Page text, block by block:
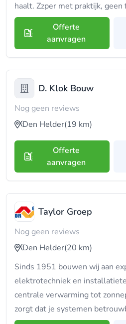
haalt. Zzper met praktijk, geen
Offerte
aanvragen
D. Klok Bouw
Nog geen reviews
Den Helder(19 km)
Offerte
aanvragen
Taylor Groep
Nog geen reviews
Den Helder(20 km)
Sinds 1951 bouwen wij aan
elektrotechniek en
centrale verwarming tot
zorgt dat je systemen